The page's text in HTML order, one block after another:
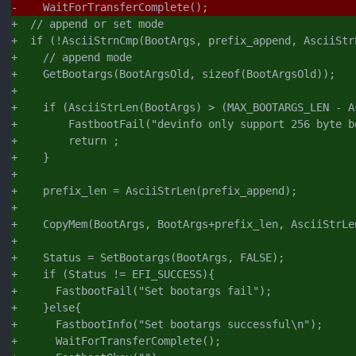
-    WaitForTransferComplete();
+  // append or set mode
+  if (!AsciiStrnCmp(BootArgs, prefix_append,
+    // append mode
+    GetBootargs(BootArgsOld, sizeof(BootArgsOld));
+
+    if (AsciiStrLen(BootArgs) > (MAX_BOOTARGS_LEN
+        FastbootFail("devinfo only support 256 byte
+        return ;
+    }
+
+    prefix_len = AsciiStrLen(prefix_append);
+
+    CopyMem(BootArgs, BootArgs+prefix_len,
+
+    Status = SetBootargs(BootArgs, FALSE);
+    if (Status != EFI_SUCCESS){
+      FastbootFail("Set bootargs fail");
+    }else{
+      FastbootInfo("Set bootargs successful\n");
+      WaitForTransferComplete();